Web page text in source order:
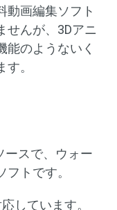
動画編集ソフト
せんが、3Dアニ
能のようないく
。
ースで、ウォー
トです。
しています。